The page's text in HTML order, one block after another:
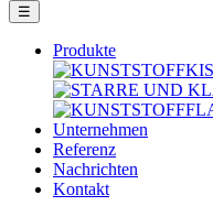
☰
Produkte
Unternehmen
Referenz
Nachrichten
Kontakt